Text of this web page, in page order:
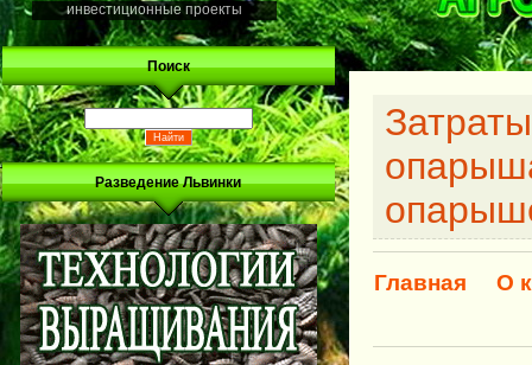
инвестиционные проекты
Поиск
Разведение Львинки
Главная О